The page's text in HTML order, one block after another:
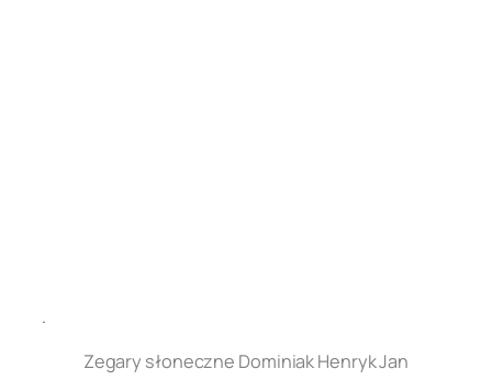
.
Zegary słoneczne Dominiak Henryk Jan